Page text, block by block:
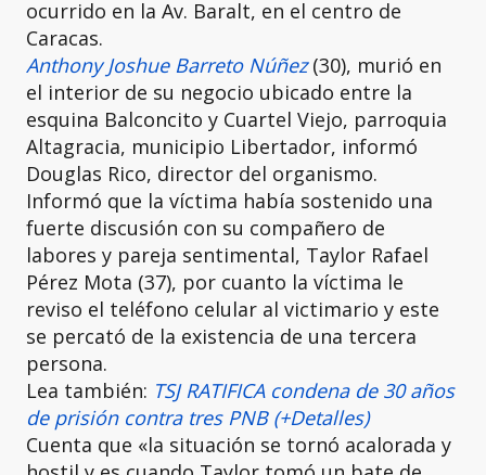
ocurrido en la Av. Baralt, en el centro de
Caracas.
Anthony Joshue Barreto Núñez(30), murió en
el interior de su negocio ubicado entre la
esquina Balconcito y Cuartel Viejo, parroquia
Altagracia, municipio Libertador, informó
Douglas Rico, director del organismo.
Informó que la víctima había sostenido una
fuerte discusión con su compañero de
labores y pareja sentimental, Taylor Rafael
Pérez Mota (37), por cuanto la víctima le
reviso el teléfono celular al victimario y este
se percató de la existencia de una tercera
persona.
Lea también: TSJ RATIFICA condena de 30 años
de prisión contra tres PNB (+Detalles)
Cuenta que «la situación se tornó acalorada y